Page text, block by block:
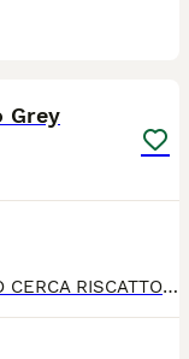
Grey
🩵 GREY 🩵 🐾 UN PICCOLO GUERRIERO CERCA RISCATTO 🐾 La vita non è iniziata nel migliore dei modi per questo splendido gattino maschio di appena 2 mesi e mezzo. 💔 Grey ha già conosciuto il lato più duro del mondo, la sfortuna e l'abbandono, ma nei suoi occhi c'è solo una grandissima voglia di vivere e di fidarsi ancora degli umani. 😍 Età: 2 mesi e mezzo circa Sesso: maschietto Carattere: Inizialmente un po' timido (e come biasimarlo?), ma appena capisce che sei un amico si scioglie in fusa e giochini. 🥰 Grey, ha superato il peggio, ora manca solo il miracolo più grande: una famiglia vera. 🏡 Si affida vaccinato, sverminato e microchippato. Non lasciamo che la sfortuna decida il suo futuro. Cambiamo la sua storia insieme! Grey si trova ad Avellino, ma per buona adozione arriva ovunque 🚙 Per info Vittoria cell 346 543 3552 via whatsapp ☎️ Grazie 🙏